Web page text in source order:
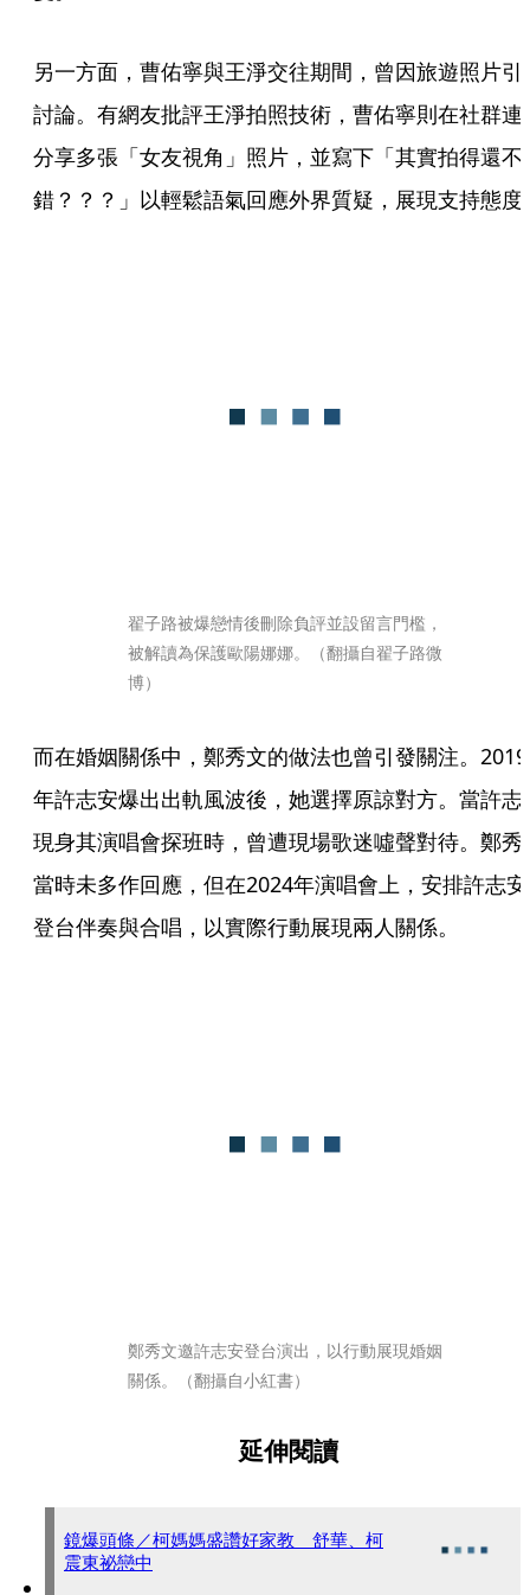
另一方面，曹佑寧與王淨交往期間，曾因旅遊照片引
討論。有網友批評王淨拍照技術，曹佑寧則在社群連
分享多張「女友視角」照片，並寫下「其實拍得還不
錯？？？」以輕鬆語氣回應外界質疑，展現支持態度
翟子路被爆戀情後刪除負評並設留言門檻，
被解讀為保護歐陽娜娜。（翻攝自翟子路微
博）
而在婚姻關係中，鄭秀文的做法也曾引發關注。2019
年許志安爆出出軌風波後，她選擇原諒對方。當許志
現身其演唱會探班時，曾遭現場歌迷噓聲對待。鄭秀
當時未多作回應，但在2024年演唱會上，安排許志安
登台伴奏與合唱，以實際行動展現兩人關係。
鄭秀文邀許志安登台演出，以行動展現婚姻
關係。（翻攝自小紅書）
延伸閱讀
鏡爆頭條／柯媽媽盛讚好家教 舒華、柯
震東祕戀中